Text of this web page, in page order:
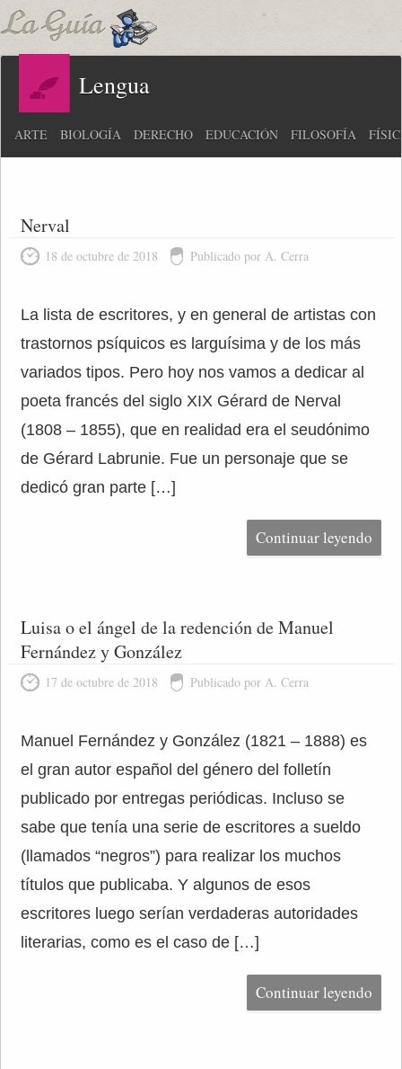
Lengua
ARTE BIOLOGÍA DERECHO EDUCACIÓN FILOSOFÍA
Nerval
18 de octubre de 2018 Publicado por A. Cerra
La lista de escritores, y en general de artistas con
trastornos psíquicos es larguísima y de los más
variados tipos. Pero hoy nos vamos a dedicar al
poeta francés del siglo XIX Gérard de Nerval
(1808 – 1855), que en realidad era el seudónimo
de Gérard Labrunie. Fue un personaje que se
dedicó gran parte […]
Continuar leyendo
Luisa o el ángel de la redención de Manuel
Fernández y González
17 de octubre de 2018 Publicado por A. Cerra
Manuel Fernández y González (1821 – 1888) es
el gran autor español del género del folletín
publicado por entregas periódicas. Incluso se
sabe que tenía una serie de escritores a sueldo
(llamados “negros”) para realizar los muchos
títulos que publicaba. Y algunos de esos
escritores luego serían verdaderas autoridades
literarias, como es el caso de […]
Continuar leyendo